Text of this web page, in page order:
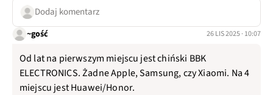
Dodaj komentarz
~gość 26 LIS 2025 · 10:07
Od lat na pierwszym miejscu jest chiński BBK
ELECTRONICS. Żadne Apple, Samsung, czy Xiaomi. Na 4
miejscu jest Huawei/Honor.